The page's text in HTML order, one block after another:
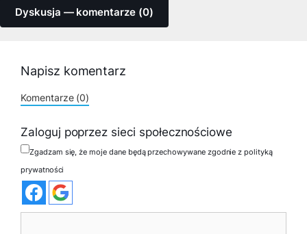
Dyskusja — komentarze (0)
Napisz komentarz
Komentarze (0)
Zaloguj poprzez sieci społecznościowe
Zgadzam się, że moje dane będą przechowywane zgodnie z polityką
prywatności